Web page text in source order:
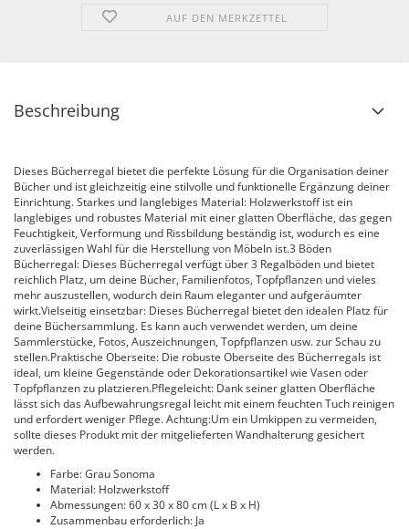
AUF DEN MERKZETTEL
Beschreibung
Dieses Bücherregal bietet die perfekte Lösung für die Organisation deiner
Bücher und ist gleichzeitig eine stilvolle und funktionelle Ergänzung deiner
Einrichtung. Starkes und langlebiges Material: Holzwerkstoff ist ein
langlebiges und robustes Material mit einer glatten Oberfläche, das gegen
Feuchtigkeit, Verformung und Rissbildung beständig ist, wodurch es eine
zuverlässigen Wahl für die Herstellung von Möbeln ist.3 Böden
Bücherregal: Dieses Bücherregal verfügt über 3 Regalböden und bietet
reichlich Platz, um deine Bücher, Familienfotos, Topfpflanzen und vieles
mehr auszustellen, wodurch dein Raum eleganter und aufgeräumter
wirkt.Vielseitig einsetzbar: Dieses Bücherregal bietet den idealen Platz für
deine Büchersammlung. Es kann auch verwendet werden, um deine
Sammlerstücke, Fotos, Auszeichnungen, Topfpflanzen usw. zur Schau zu
stellen.Praktische Oberseite: Die robuste Oberseite des Bücherregals ist
ideal, um kleine Gegenstände oder Dekorationsartikel wie Vasen oder
Topfpflanzen zu platzieren.Pflegeleicht: Dank seiner glatten Oberfläche
lässt sich das Aufbewahrungsregal leicht mit einem feuchten Tuch reinigen
und erfordert weniger Pflege. Achtung:Um ein Umkippen zu vermeiden,
sollte dieses Produkt mit der mitgelieferten Wandhalterung gesichert
werden.
Farbe: Grau Sonoma
Material: Holzwerkstoff
Abmessungen: 60 x 30 x 80 cm (L x B x H)
Zusammenbau erforderlich: Ja